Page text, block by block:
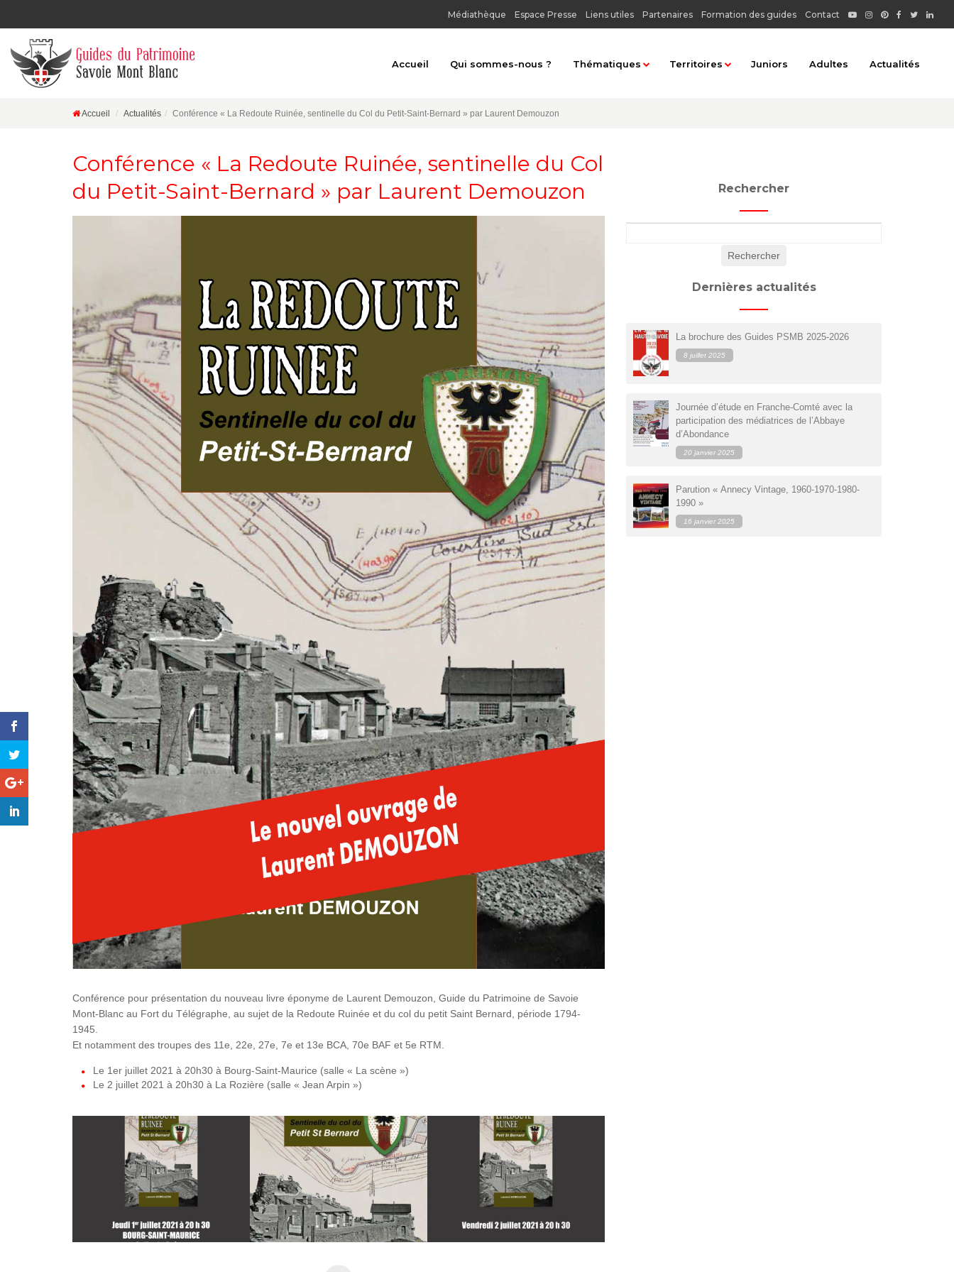
Accueil Qui sommes-nous ? Thématiques
Archéologie
Art religieux
Au bord de l'eau
Paysages et géologie
Savoir-faire
Ski et sports d'hiver
Traditions populaires
Territoires
Faucigny : Basse vallée de l'Arve
Maurienne
Tarentaise
Juniors Adultes Actualités
Médiathèque Espace Presse Liens utiles Partenaires Formation des guides Contact
Accueil Actualités Conférence « La Redoute Ruinée, sentinelle du Col du Petit-Saint-Bernard » par Laurent Demouzon
Conférence « La Redoute Ruinée, sentinelle du Col
du Petit-Saint-Bernard » par Laurent Demouzon
Conférence pour présentation du nouveau livre éponyme de Laurent Demouzon, Guide du Patrimoine de Savoie
Mont-Blanc au Fort du Télégraphe, au sujet de la Redoute Ruinée et du col du petit Saint Bernard, période 1794-
1945.
Et notamment des troupes des 11e, 22e, 27e, 7e et 13e BCA, 70e BAF et 5e RTM.
Le 1er juillet 2021 à 20h30 à Bourg-Saint-Maurice (salle « La scène »)
Le 2 juillet 2021 à 20h30 à La Rozière (salle « Jean Arpin »)
Rechercher
Dernières actualités
La brochure des Guides PSMB 2025-2026
8 juillet 2025
Journée d’étude en Franche-Comté avec la
participation des médiatrices de l’Abbaye
d’Abondance
20 janvier 2025
Parution « Annecy Vintage, 1960-1970-1980-
1990 »
16 janvier 2025